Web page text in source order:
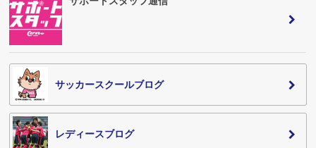
サッカースクールブログ
レディースブログ